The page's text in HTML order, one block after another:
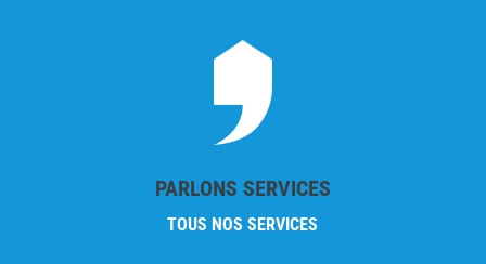
PARLONS SERVICES
TOUS NOS SERVICES